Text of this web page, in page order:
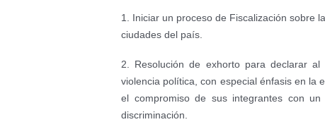
1. Iniciar un proceso de Fiscalización sobre
ciudades del país.
2. Resolución de exhorto para declarar
violencia política, con especial énfasis en
el compromiso de sus integrantes con
discriminación.